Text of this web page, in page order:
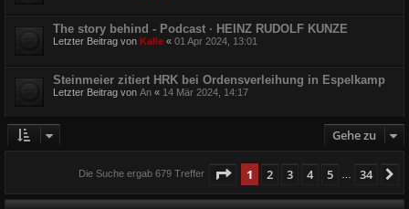
The story behind - Podcast · HEINZ RUDOLF KUNZE
Letzter Beitrag von Kalle « 01 Apr 2024, 13:01
Steinmeier zitiert HRK bei Ordensverleihung in Espelkamp
Letzter Beitrag von An « 14 Mär 2024, 14:17
Gehe zu
Die Suche ergab 679 Treffer Seite 1von 34
1 2 3 4 5 34